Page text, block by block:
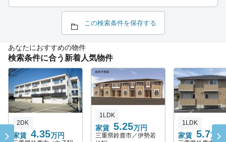
この検索条件を保存する
あなたにおすすめの物件
検索条件に合う新着人気物件
2DK
家賃 4.35万円
1LDK
家賃 5.25万円
三重県鈴鹿市／伊勢若
1LDK
家賃 5.7万円